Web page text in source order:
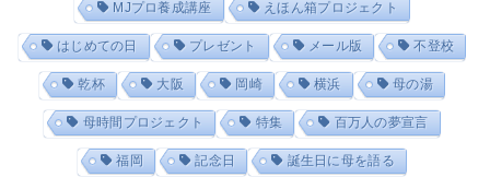
MJプロ養成講座 えほん箱プロジェクト
はじめての日 プレゼント メール版 不登校
乾杯 大阪 岡崎 横浜 母の湯
母時間プロジェクト 特集 百万人の夢宣言
福岡 記念日 誕生日に母を語る